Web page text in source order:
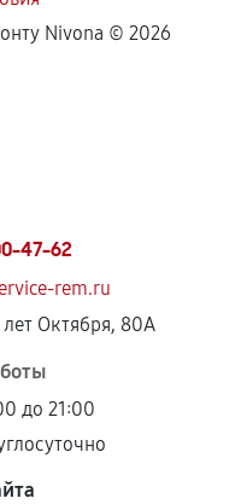
Nivona © 2026
47-62
rem.ru
Октября, 80А
до 21:00